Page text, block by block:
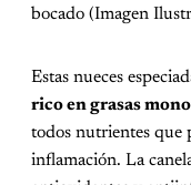
bocado (Imagen
Estas nueces
rico en grasas
todos nutrientes que
inflamación. La